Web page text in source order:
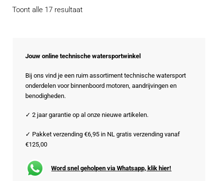
Toont alle 17 resultaatGesorteerd
Jouw online technische watersportwinkel
Bij ons vind je een ruim assortiment technische watersport
onderdelen voor binnenboord motoren, aandrijvingen en
benodigheden.
✓ 2 jaar garantie op al onze nieuwe artikelen.
✓ Pakket verzending €6,95 in NL gratis verzending vanaf
€125,00
Word snel geholpen via Whatsapp, klik hier!